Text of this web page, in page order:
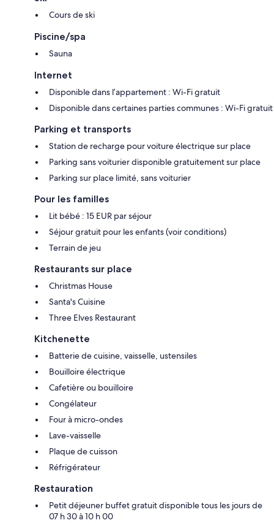
Cours de ski
Piscine/spa
Sauna
Internet
Disponible dans l’appartement : Wi-Fi gratuit
Disponible dans certaines parties communes : Wi-Fi gratuit
Parking et transports
Station de recharge pour voiture électrique sur place
Parking sans voiturier disponible gratuitement sur place
Parking sur place limité, sans voiturier
Pour les familles
Lit bébé : 15 EUR par séjour
Séjour gratuit pour les enfants (voir conditions)
Terrain de jeu
Restaurants sur place
Christmas House
Santa's Cuisine
Three Elves Restaurant
Kitchenette
Batterie de cuisine, vaisselle, ustensiles
Bouilloire électrique
Cafetière ou bouilloire
Congélateur
Four à micro-ondes
Lave-vaisselle
Plaque de cuisson
Réfrigérateur
Restauration
Petit déjeuner buffet gratuit disponible tous les jours de
07 h 30 à 10 h 00